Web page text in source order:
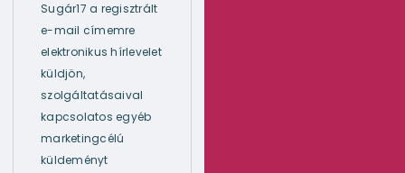
Sugár17 a regisztrált
e-mail címemre
elektronikus hírlevelet
küldjön,
szolgáltatásaival
kapcsolatos egyéb
marketingcélú
küldeményt